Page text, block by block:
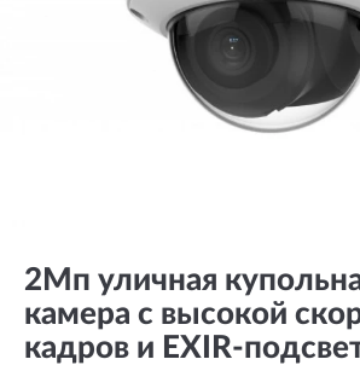
2Мп уличная
камера с высокой
кадров и EXIR-